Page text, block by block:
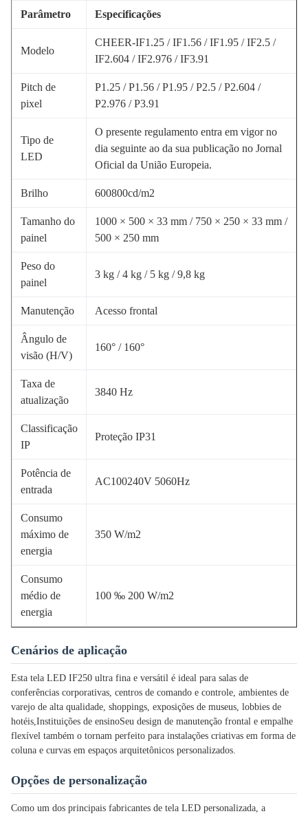
Parâmetro
Especificações
Modelo
CHEER-IF1.25 / IF1.56 / IF1.95 / IF2.5 /
IF2.604 / IF2.976 / IF3.91
Pitch de
pixel
P1.25 / P1.56 / P1.95 / P2.5 / P2.604 /
P2.976 / P3.91
Tipo de
LED
O presente regulamento entra em vigor no
dia seguinte ao da sua publicação no Jornal
Oficial da União Europeia.
Brilho 600­800cd/m2
Tamanho do
painel
1000 × 500 × 33 mm / 750 × 250 × 33 mm /
500 × 250 mm
Peso do
painel
3 kg / 4 kg / 5 kg / 9,8 kg
Manutenção Acesso frontal
Ângulo de
visão (H/V)
160° / 160°
Taxa de
atualização
3840 Hz
Classificação
IP
Proteção IP31
Potência de
entrada
AC100240V 5060Hz
Consumo
máximo de
energia
350 W/m2
Consumo
médio de
energia
100 ‰ 200 W/m2
Cenários de aplicação
Esta tela LED IF250 ultra fina e versátil é ideal para salas de
conferências corporativas, centros de comando e controle, ambientes de
varejo de alta qualidade, shoppings, exposições de museus, lobbies de
hotéis,Instituições de ensinoSeu design de manutenção frontal e empalhe
flexível também o tornam perfeito para instalações criativas em forma de
coluna e curvas em espaços arquitetônicos personalizados.
Opções de personalização
Como um dos principais fabricantes de tela LED personalizada, a